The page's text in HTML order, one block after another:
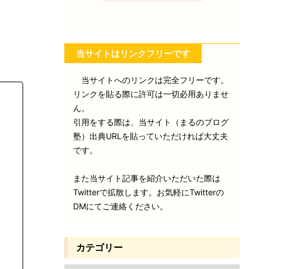
当サイトはリンクフリーです
当サイトへのリンクは完全フリーです。
リンクを貼る際に許可は一切必用ありませ
ん。
引用をする際は、当サイト（まるのブログ
塾）出典URLを貼っていただければ大丈夫
です。
また当サイト記事を紹介いただいた際は
Twitterで拡散します。お気軽にTwitterの
DMにてご連絡ください。
カテゴリー